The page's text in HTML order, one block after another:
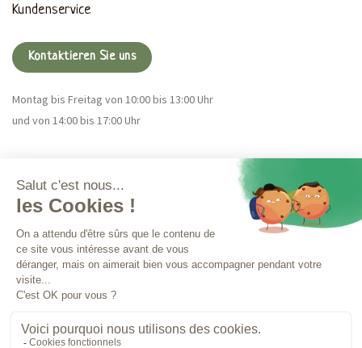
Kundenservice
Kontaktieren Sie uns
Montag bis Freitag von 10:00 bis 13:00 Uhr
und von 14:00 bis 17:00 Uhr
Mehr Infos
Bestellungen